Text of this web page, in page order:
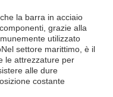
la barra in acciaio
grazie alla
utilizzato
settore marittimo, è il
le attrezzature per
alle dure
costante